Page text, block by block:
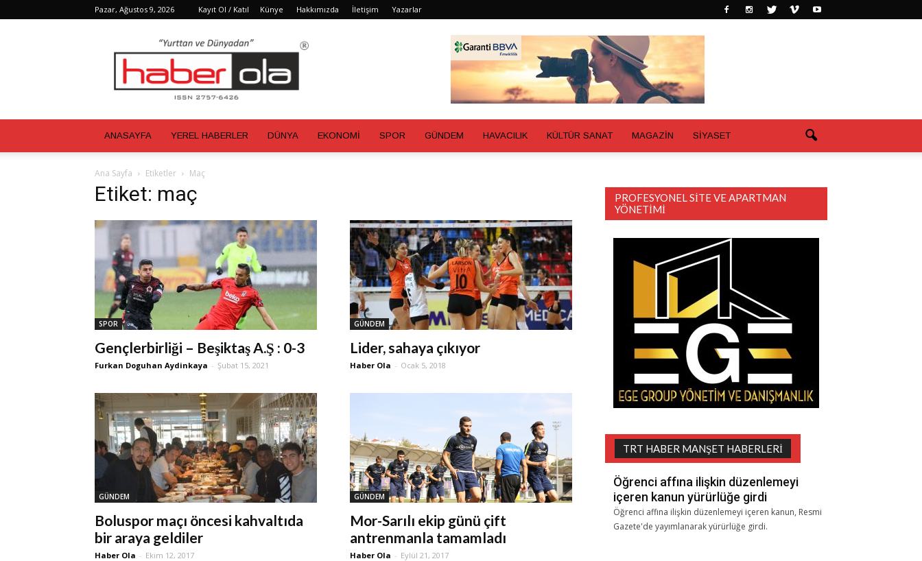
Pazar, Ağustos 9, 2026 Kayıt Ol / Katıl Künye Hakkımızda İletişim Yazarlar
ANASAYFA YEREL HABERLER DÜNYA EKONOMİ SPOR GÜNDEM HAVACILIK KÜLTÜR SANAT MAGAZİN SİYASET
Ana Sayfa Etiketler Maç
Etiket: maç
SPOR
Gençlerbirliği – Beşiktaş A.Ş : 0-3
Furkan Doguhan Aydinkaya - Şubat 15, 2021
GÜNDEM
Lider, sahaya çıkıyor
Haber Ola - Ocak 5, 2018
GÜNDEM
Boluspor maçı öncesi kahvaltıda
bir araya geldiler
Haber Ola - Ekim 12, 2017
GÜNDEM
Mor-Sarılı ekip günü çift
antrenmanla tamamladı
Haber Ola - Eylül 21, 2017
PROFESYONEL SITE VE APARTMAN
YÖNETIMI
TRT HABER MANŞET HABERLERI
Öğrenci affına ilişkin düzenlemeyi
içeren kanun yürürlüğe girdi
Öğrenci affına ilişkin düzenlemeyi içeren kanun, Resmi
Gazete'de yayımlanarak yürürlüğe girdi.